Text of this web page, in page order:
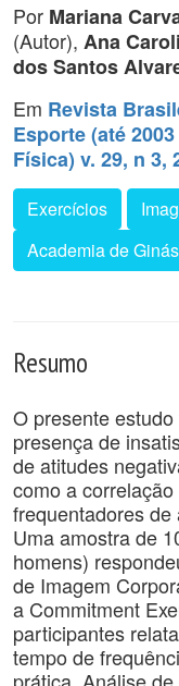
Por Mariana
(Autor), Ana
dos Santos
Em Revista
Esporte (até
Física) v. 29, n 3,
Exercícios
Academia de
Resumo
O presente
presença de
de atitudes
como a
frequentadores
Uma amostra de
homens)
de Imagem
a Commitment
participantes
tempo de